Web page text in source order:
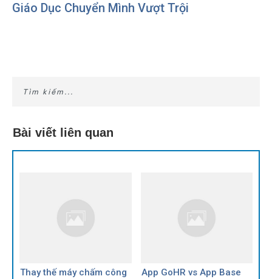
Giáo Dục Chuyển Mình Vượt Trội
Bài viết liên quan
Thay thế máy chấm công
App GoHR vs App Base